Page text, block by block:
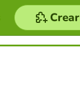
Crear